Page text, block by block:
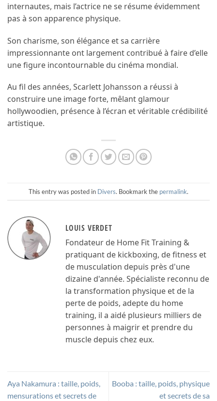
internautes, mais l’actrice ne se résume évidemment
pas à son apparence physique.
Son charisme, son élégance et sa carrière
impressionnante ont largement contribué à faire d’elle
une figure incontournable du cinéma mondial.
Au fil des années, Scarlett Johansson a réussi à
construire une image forte, mêlant glamour
hollywoodien, présence à l’écran et véritable crédibilité
artistique.
This entry was posted in Divers. Bookmark the permalink.
LOUIS VERDET
Fondateur de Home Fit Training &
pratiquant de kickboxing, de fitness et
de musculation depuis près d'une
dizaine d'année. Spécialiste reconnu de
la transformation physique et de la
perte de poids, adepte du home
training, il a aidé plusieurs milliers de
personnes à maigrir et prendre du
muscle depuis chez eux.
Aya Nakamura : taille, poids,
mensurations et secrets de
Booba : taille, poids, physique
et secrets de sa